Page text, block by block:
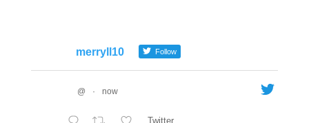
merryll10 Follow
@ · now
Twitter